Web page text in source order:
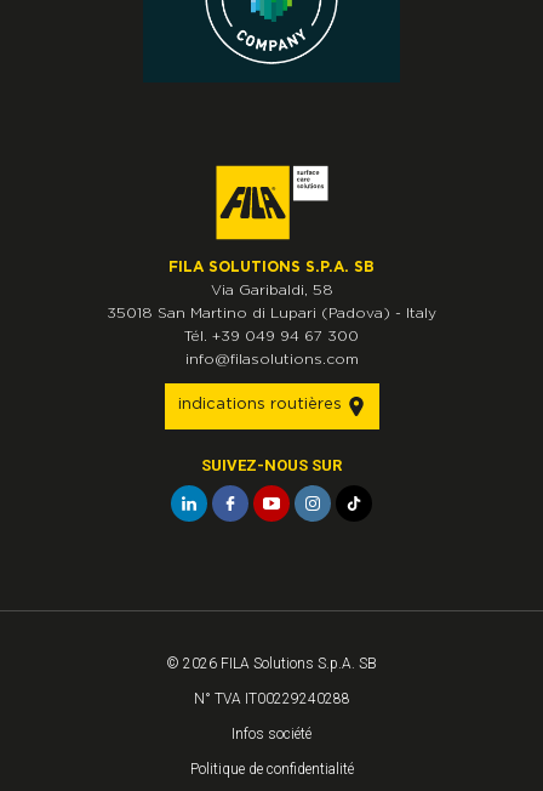
FILA SOLUTIONS S.P.A. SB
Via Garibaldi, 58
35018 San Martino di Lupari (Padova) - Italy
Tél. +39 049 94 67 300
info@filasolutions.com
indications routières
SUIVEZ-NOUS SUR
© 2026 FILA Solutions S.p.A. SB
N° TVA IT00229240288
Infos société
Politique de confidentialité